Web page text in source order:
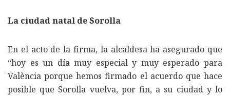
La ciudad natal de Sorolla
En el acto de la firma, la alcaldesa ha asegurado que
“hoy es un día muy especial y muy esperado para
València porque hemos firmado el acuerdo que hace
posible que Sorolla vuelva, por fin, a su ciudad y lo